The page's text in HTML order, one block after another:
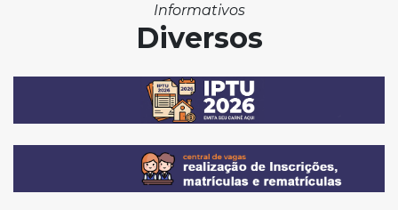
Informativos
Diversos